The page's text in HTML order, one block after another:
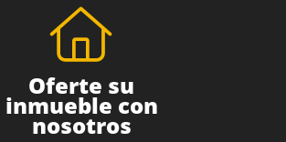
Oferte su
inmueble con
nosotros